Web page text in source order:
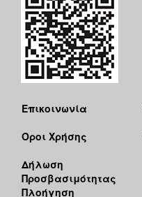
Επικοινωνία
Όροι Χρήσης
Δήλωση
Προσβασιμότητας
Πλοήγηση